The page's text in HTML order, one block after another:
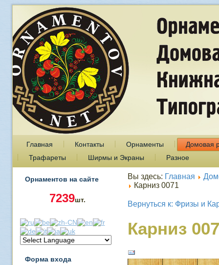
Главная Контакты Орнаменты
Домовая
Трафареты
Ширмы и Экраны Разное
Орнаментов на сайте
7239шт.
Форма входа
Вы здесь: Главная
Карниз 0071
Вернуться к: Фризы и
Карниз